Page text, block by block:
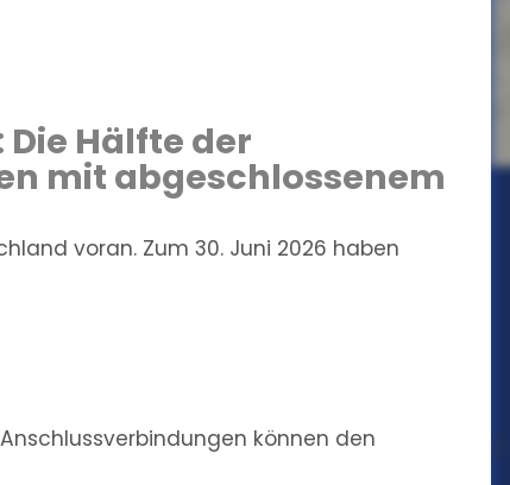
Hälfte der
mit abgeschlossenem
voran. Zum 30. Juni 2026 haben
können den